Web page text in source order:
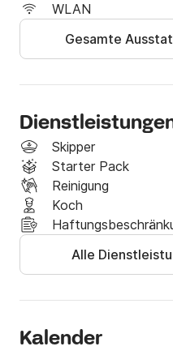
WLAN
Gesamte
Skipper
Starter Pack
Reinigung
Koch
Alle
Kalender